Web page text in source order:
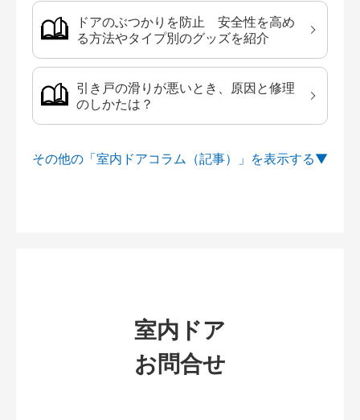
ドアのぶつかりを防止 安全性を高め
る方法やタイプ別のグッズを紹介
引き戸の滑りが悪いとき、原因と修理
のしかたは？
その他の「室内ドアコラム（記事）」を
室内ドア
お問合せ